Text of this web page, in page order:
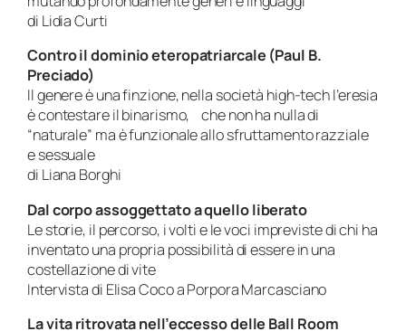
di Lidia Curti
Contro il dominio eteropatriarcale (Paul B.
Preciado)
Il genere è una finzione, nella società high-tech l’eresia
è contestare il binarismo, che non ha nulla di
“naturale” ma è funzionale allo sfruttamento razziale
e sessuale
di Liana Borghi
Dal corpo assoggettato a quello liberato
Le storie, il percorso, i volti e le voci impreviste di chi ha
inventato una propria possibilità di essere in una
costellazione di vite
Intervista di Elisa Coco a Porpora Marcasciano
La vita ritrovata nell’eccesso delle Ball Room